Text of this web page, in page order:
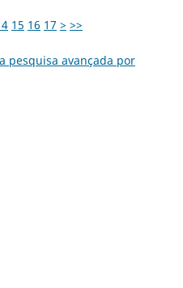
15 16 17 > >>
pesquisa avançada por